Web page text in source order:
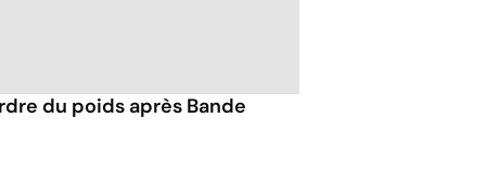
du poids après Bande